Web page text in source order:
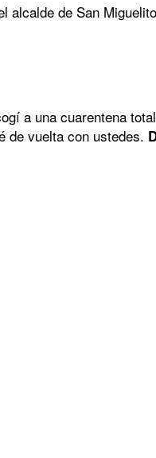
de San
a una cuarentena
de vuelta con ustedes.